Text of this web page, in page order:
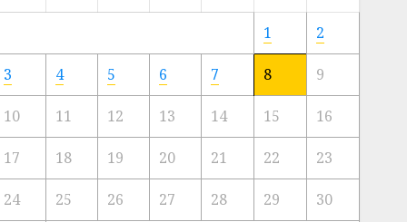
Artis
Kota
23/11/2024
0
1 2
3 4 5 6 7 8 9
10 11 12 13 14 15 16
17 18 19 20 21 22 23
24 25 26 27 28 29 30